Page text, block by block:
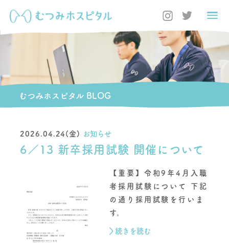
むつみホスピタル BLOG
2026.04.24(金) お知らせ
6／13 新卒採用試験 開催について
【重要】令和9年4月入職
者採用試験について 下記
の通り採用試験を行いま
す。
続きを読む